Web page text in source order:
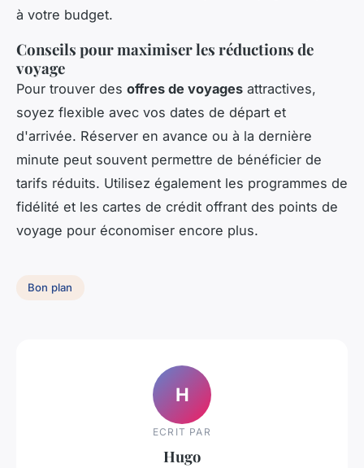
à votre budget.
Conseils pour maximiser les réductions de
voyage
Pour trouver des offres de voyages attractives,
soyez flexible avec vos dates de départ et
d'arrivée. Réserver en avance ou à la dernière
minute peut souvent permettre de bénéficier de
tarifs réduits. Utilisez également les programmes de
fidélité et les cartes de crédit offrant des points de
voyage pour économiser encore plus.
Bon plan
H
ECRIT PAR
Hugo